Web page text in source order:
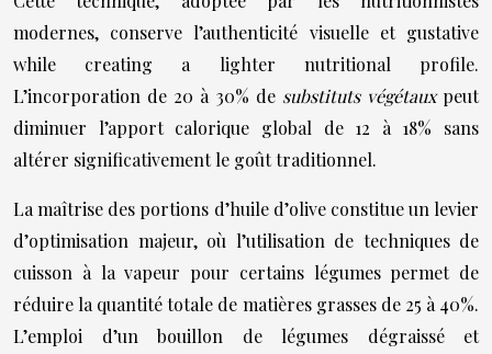
modernes, conserve l’authenticité visuelle et gustative
while creating a lighter nutritional profile.
L’incorporation de 20 à 30% de substituts végétauxpeut
diminuer l’apport calorique global de 12 à 18% sans
altérer significativement le goût traditionnel.
La maîtrise des portions d’huile d’olive constitue un levier
d’optimisation majeur, où l’utilisation de techniques de
cuisson à la vapeur pour certains légumes permet de
réduire la quantité totale de matières grasses de 25 à 40%.
L’emploi d’un bouillon de légumes dégraissé et